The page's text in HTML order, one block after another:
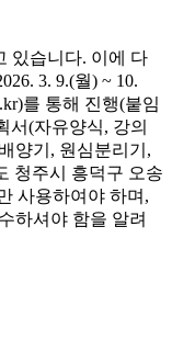
있습니다. 이에 다
3. 9.(월) ~ 10.
를 통해 진행(붙임
서(자유양식, 강의
양기, 원심분리기,
청주시 흥덕구 오송
사용하여야 하며,
하셔야 함을 알려